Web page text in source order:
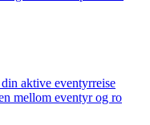
aktive eventyrreise
mellom eventyr og ro